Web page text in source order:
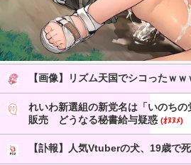
【画像】リズム天国でシコったｗｗ
れいわ新選組の新党名は「いのち
販売 どうなる秘書給与疑惑 (ｵﾇﾇﾒ)
【訃報】人気Vtuberの犬、19歳で